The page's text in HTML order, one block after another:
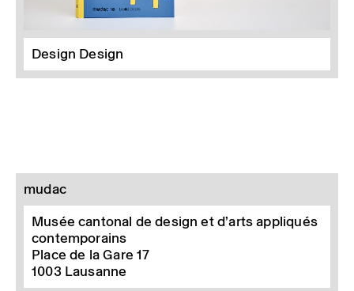
Design Design
mudac
Musée cantonal de design et d’arts appliqués
contemporains
Place de la Gare 17
1003 Lausanne